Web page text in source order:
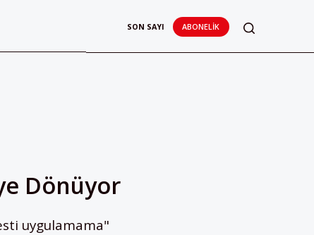
SON SAYI ABONELIK
Dönüyor
uygulamama"